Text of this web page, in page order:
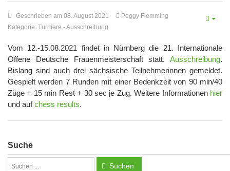
Geschrieben am 08. August 2021
Peggy Flemming
Kategorie: Turniere -Ausschreibung
Vom 12.-15.08.2021 findet in Nürnberg die 21. Internationale
Offene Deutsche Frauenmeisterschaft statt. Ausschreibung.
Bislang sind auch drei sächsische Teilnehmerinnen gemeldet.
Gespielt werden 7 Runden mit einer Bedenkzeit von 90 min/40
Züge + 15 min Rest + 30 sec je Zug. Weitere Informationen hier
und aufchess results.
Suche
Suchen